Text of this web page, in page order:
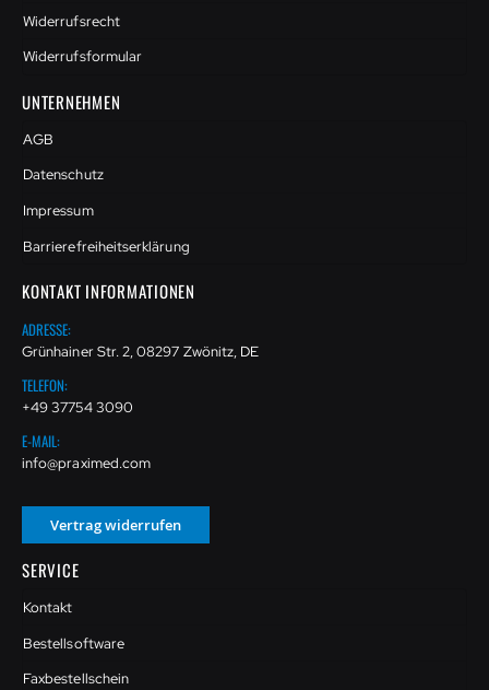
Widerrufsrecht
Widerrufsformular
UNTERNEHMEN
AGB
Datenschutz
Impressum
Barrierefreiheitserklärung
KONTAKT INFORMATIONEN
ADRESSE:
Grünhainer Str. 2, 08297 Zwönitz, DE
TELEFON:
+49 37754 3090
E-MAIL:
info@praximed.com
Vertrag widerrufen
SERVICE
Kontakt
Bestellsoftware
Faxbestellschein